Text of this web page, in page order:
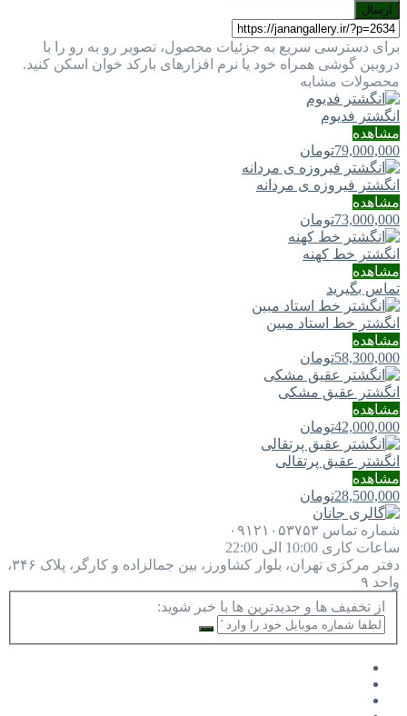
ارسال
برای دسترسی سریع به جزئیات محصول، تصویر رو به رو را با
دروبین گوشی همراه خود یا نرم افزارهای بارکد خوان اسکن کنید.
محصولات مشابه
انگشتر فدیوم
مشاهده
79,000,000تومان
انگشتر فیروزه ی مردانه
مشاهده
73,000,000تومان
انگشتر خط کهنه
مشاهده
تماس بگیرید
انگشتر خط استاد مبین
مشاهده
58,300,000تومان
انگشتر عقیق مشکی
مشاهده
42,000,000تومان
انگشتر عقیق پرتقالی
مشاهده
28,500,000تومان
شماره تماس ۰۹۱۲۱۰۵۳۷۵۳
ساعات کاری 10:00 الی 22:00
دفتر مرکزی
تهران، بلوار کشاورز، بین جمالزاده و کارگر، پلاک ۳۴۶،
واحد ۹
از تخفیف ها و جدیدترین ها با خبر شوید: